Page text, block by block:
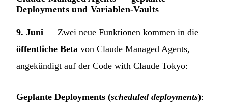
Deployments und Variablen-Vaults
9. Juni — Zwei neue Funktionen kommen in die
öffentliche Beta von Claude Managed Agents,
angekündigt auf der Code with Claude Tokyo:
Geplante Deployments (scheduled deployments):